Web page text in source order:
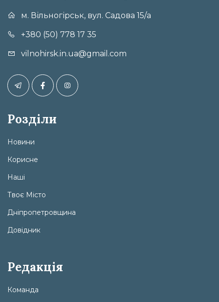
м. Вільногірськ, вул. Садова 15/а
+380 (50) 778 17 35
vilnohirsk.in.ua@gmail.com
Розділи
Новини
Корисне
Наші
Твоє Місто
Дніпропетровщина
Довідник
Редакція
Команда